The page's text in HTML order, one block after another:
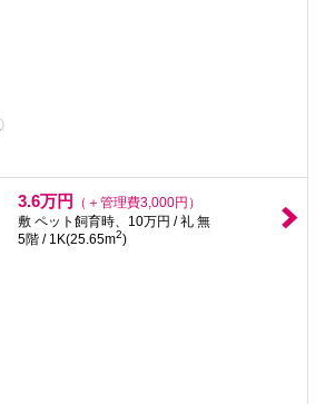
3.6万円
（＋管理費3,000円）
敷 ペット飼育時、10万円 / 礼 無
5階 / 1K(25.65m2)